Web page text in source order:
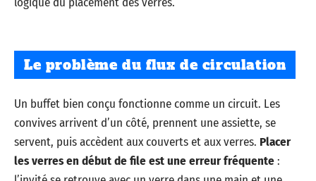
Le problème du flux de circulation
Un buffet bien conçu fonctionne comme un circuit. Les
convives arrivent d’un côté, prennent une assiette, se
servent, puis accèdent aux couverts et aux verres. Placer
les verres en début de file est une erreur fréquente: